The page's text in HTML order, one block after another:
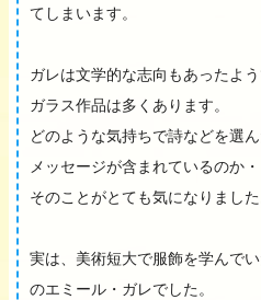
てしまいます。
ガレは文学的な志向もあったよ
ガラス作品は多くあります。
どのような気持ちで詩などを選
メッセージが含まれているのか・
そのことがとても気になりました
実は、美術短大で服飾を学んで
のエミール・ガレでした。